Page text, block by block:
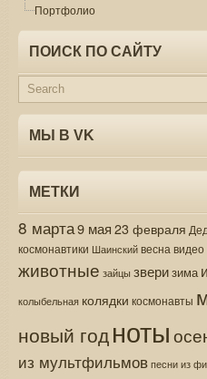
Портфолио
ПОИСК ПО САЙТУ
МЫ В VK
МЕТКИ
8 марта9 мая 23 февраля
космонавтики Шаинскийвесна видео
животные зайцы зверизима
колыбельная колядки космонавты
новый годноты
из мультфильмов песни из